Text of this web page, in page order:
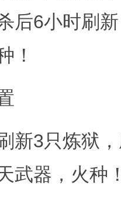
后6小时刷
！
新3只炼狱
武器，火种！